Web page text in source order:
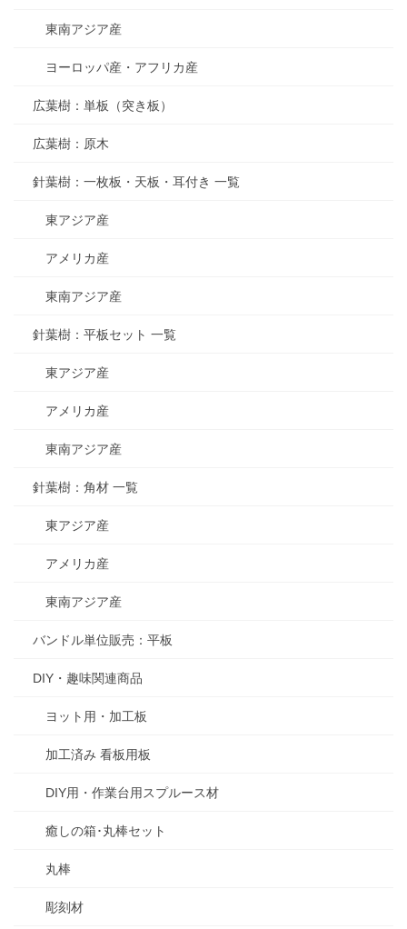
東南アジア産
ヨーロッパ産・アフリカ産
広葉樹：単板（突き板）
広葉樹：原木
針葉樹：一枚板・天板・耳付き 一覧
東アジア産
アメリカ産
東南アジア産
針葉樹：平板セット 一覧
東アジア産
アメリカ産
東南アジア産
針葉樹：角材 一覧
東アジア産
アメリカ産
東南アジア産
バンドル単位販売：平板
DIY・趣味関連商品
ヨット用・加工板
加工済み 看板用板
DIY用・作業台用スプルース材
癒しの箱･丸棒セット
丸棒
彫刻材